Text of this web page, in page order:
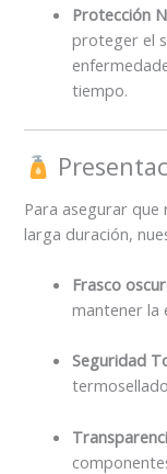
Protección
proteger el
tiempo.
Para asegurar
larga duración,
Frasco
mantener la
Seguridad